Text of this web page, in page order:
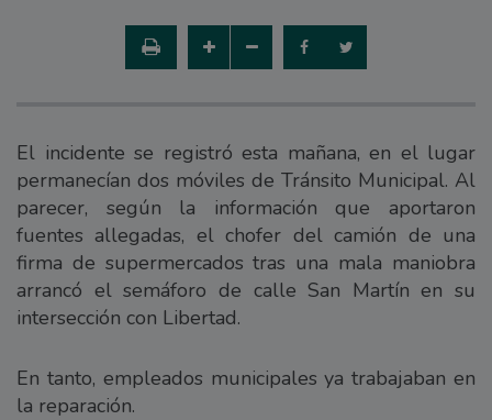
El incidente se registró esta mañana, en el lugar
permanecían dos móviles de Tránsito Municipal. Al
parecer, según la información que aportaron
fuentes allegadas, el chofer del camión de una
firma de supermercados tras una mala maniobra
arrancó el semáforo de calle San Martín en su
intersección con Libertad.
En tanto, empleados municipales ya trabajaban en
la reparación.